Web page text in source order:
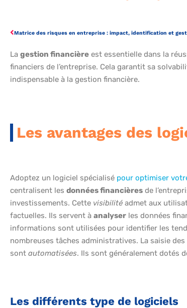
Matrice des risques en entreprise : impact, identification et
La gestion financière est essentielle dans la
financiers de l’entreprise. Cela garantit sa
indispensable à la gestion financière.
Les avantages des
Adoptez un logiciel spécialisé pour optimiser
centralisent les données financières de
investissements. Cette visibilité admet aux
factuelles. Ils servent à analyser les données
informations sont utilisées pour identifier les
nombreuses tâches administratives. La saisie
sont automatisées. Ils sont généralement dotés
Les différents type de logiciels